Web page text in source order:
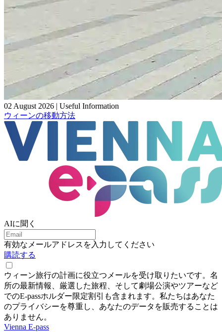
02 August 2026 | Useful Information
ウィーンの移動方法
AIに聞く
有効なメールアドレスを入力してください
購読する
ウィーン旅行の計画に役立つメールを受け取りたいです。名
所の最新情報、厳選した旅程、そして劇場公演やツアーなど
でのE-passホルダー限定割引も含まれます。私たちはあなた
のプライバシーを尊重し、あなたのデータを販売することは
ありません。
Vienna E-pass